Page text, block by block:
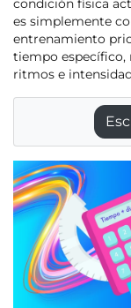
condición física
es simplemente
entrenamiento
tiempo específico,
ritmos e